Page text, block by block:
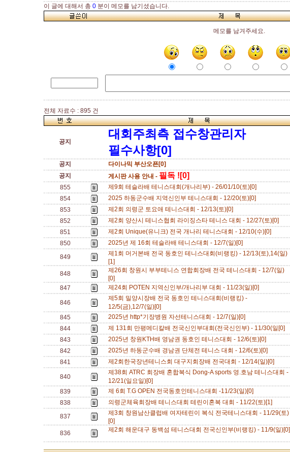
이 글에 대해서 총 0 분이 메모를 남기셨습니다.
메모를 남겨주세요.
전체 자료수 : 895 건
공지
대회주최측 접수창관리자
필수사항[0]
공지 다이나믹 부산오픈[0]
공지
게시판 사용 안내 - 필독 ![0]
855
제9회 테슬라배 테니스대회(개나리부) - 26/01/10(토)[0]
854
2025 하동군수배 지역신인부 테니스대회 - 12/20(토)[0]
853
제2회 의령군 토요애 테니스대회 - 12/13(토)[0]
852
제2회 양산시 테니스협회 라이징스타 테니스 대회 - 12/27(토)[0]
851
제2회 Unique(유니크) 전국 개나리 테니스대회 - 12/10(수)[0]
850
2025년 제 16회 테슬라배 테니스대회 - 12/7(일)[0]
849
제1회 머거본배 전국 동호인 테니스대회(비랭킹) - 12/13(토),14(일)
[1]
848
제26회 창원시 부부테니스 연합회장배 전국 테니스대회 - 12/7(일)
[0]
847
제24회 POTEN 지역신인부/개나리부 대회 - 11/23(일)[0]
846
제5회 밀양시장배 전국 동호인 테니스대회(비랭킹) -
12/5(금),12/7(일)[0]
845 2025년 http*기장병원 자선테니스대회 - 12/7(일)[0]
844
제 131회 만평메디칼배 전국신인부대회(전국신인부) - 11/30(일[0]
843
2025년 창원KTH배 영남권 동호인 테니스대회 - 12/6(토)[0]
842
2025년 하동군수배 경남권 단체전 테니스 대회 - 12/6(토)[0]
841
제2회한국장년테니스회 대구지회장배 전국대회 - 12/14(일)[0]
840
제38회 ATRC 회장배 혼합복식 Dong-A sports 영.호남 테니스대회 -
12/21(일요일)[0]
839 제 6회 T.G OPEN 전국동호인테니스대회 -11/23(일)[0]
838
의령군체육회장배 테니스대회 테린이혼복 대회 - 11/22(토)[1]
837
제3회 창원남산클럽배 여자테린이 복식 전국테니스대회 - 11/29(토)
[0]
836 제2회 해운대구 동백섬 테니스대회 전국신인부(비랭킹) - 11/9(일)[0]